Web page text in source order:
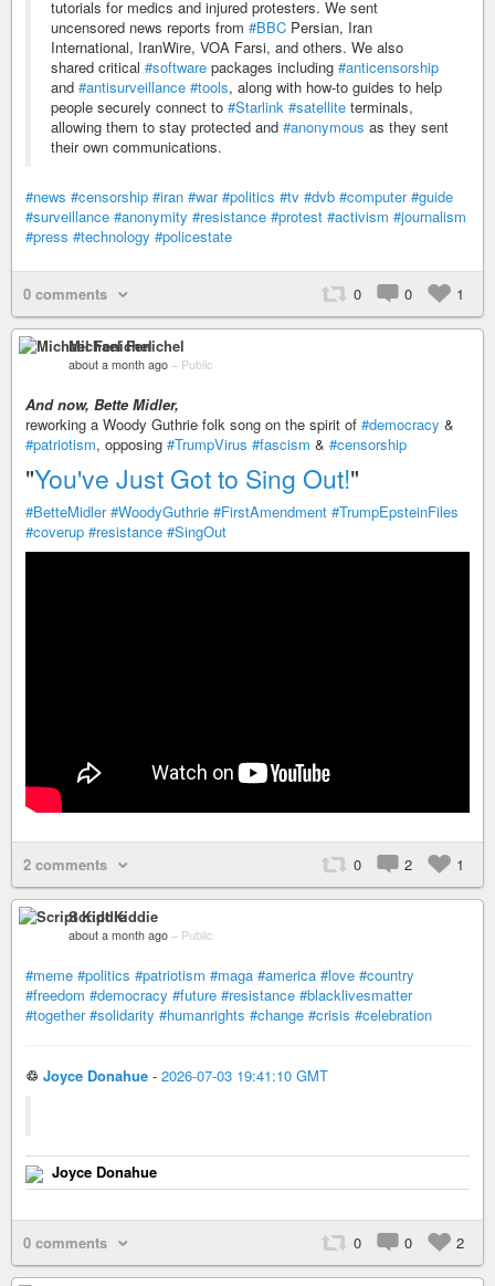
tutorials for medics and injured protesters. We sent
uncensored news reports from #BBC Persian, Iran
International, IranWire, VOA Farsi, and others. We also
shared critical #software packages including #anticensorship
and #antisurveillance #tools, along with how-to guides to help
people securely connect to #Starlink #satellite terminals,
allowing them to stay protected and #anonymous as they sent
their own communications.
#news #censorship #iran #war #politics #tv #dvb #computer #guide
#surveillance #anonymity #resistance #protest #activism #journalism
#press #technology #policestate
0 comments 0 0 1
Michael Fenichel
about a month ago – Public
And now, Bette Midler,
reworking a Woody Guthrie folk song on the spirit of #democracy &
#patriotism, opposing #TrumpVirus #fascism & #censorship
"You've Just Got to Sing Out!"
#BetteMidler #WoodyGuthrie #FirstAmendment #TrumpEpsteinFiles
#coverup #resistance #SingOut
2 comments 0 2 1
Script Kiddie
about a month ago – Public
#meme #politics #patriotism #maga #america #love #country
#freedom #democracy #future #resistance #blacklivesmatter
#together #solidarity #humanrights #change #crisis #celebration
♲ Joyce Donahue - 2026-07-03 19:41:10 GMT
Joyce Donahue
0 comments 0 0 2